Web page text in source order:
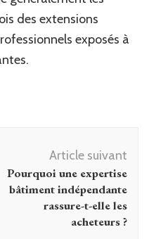
des extensions
exposés à
Article suivant
Pourquoi une expertise
bâtiment indépendante
rassure-t-elle les
acheteurs ?